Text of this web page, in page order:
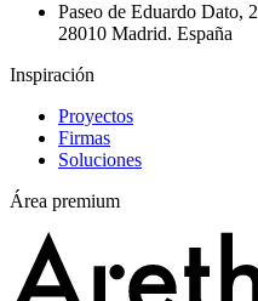
Paseo de Eduardo Dato, 2
28010 Madrid. España
Inspiración
Proyectos
Firmas
Soluciones
Área premium